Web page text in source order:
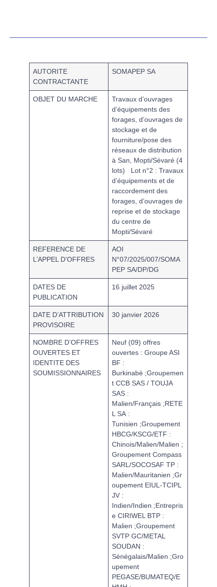
AUTORITE
CONTRACTANTE
SOMAPEP SA
OBJET DU MARCHE
Travaux d’ouvrages
d’équipements des
forages, d’ouvrages de
stockage et de
fourniture/pose des
réseaux de distribution
à San, Mopti/Sévaré (4
lots) Lot n°2 : Travaux
d’équipements et de
raccordement des
forages, d’ouvrages de
reprise et de stockage
du centre de
Mopti/Sévaré
REFERENCE DE
L’APPEL D’OFFRES
AOI
N°07/2025/007/SOMA
PEP SA/DP/DG
DATES DE
PUBLICATION
16 juillet 2025
DATE D’ATTRIBUTION
PROVISOIRE
30 janvier 2026
NOMBRE D’OFFRES
OUVERTES ET
IDENTITE DES
SOUMISSIONNAIRES
Neuf (09) offres
ouvertes : Groupe ASI
BF :
Burkinabè ;Groupemen
t CCB SAS / TOUJA
SAS :
Malien/Français ;RETE
L SA :
Tunisien ;Groupement
HBCG/KSCG/ETF :
Chinois/Malien/Malien ;
Groupement Compass
SARL/SOCOSAF TP :
Malien/Mauritanien ;Gr
oupement EIUL-TCIPL
JV :
Indien/Indien ;Entrepris
e CIRIWEL BTP :
Malien ;Groupement
SVTP GC/METAL
SOUDAN :
Sénégalais/Malien ;Gro
upement
PEGASE/BUMATEQ/E